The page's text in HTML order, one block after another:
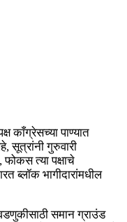
काँग्रेसच्या पाण्यात
सूत्रांनी गुरुवारी
फोकस त्या पक्षाचे
ब्लॉक भागीदारांमधील
समान ग्राउंड